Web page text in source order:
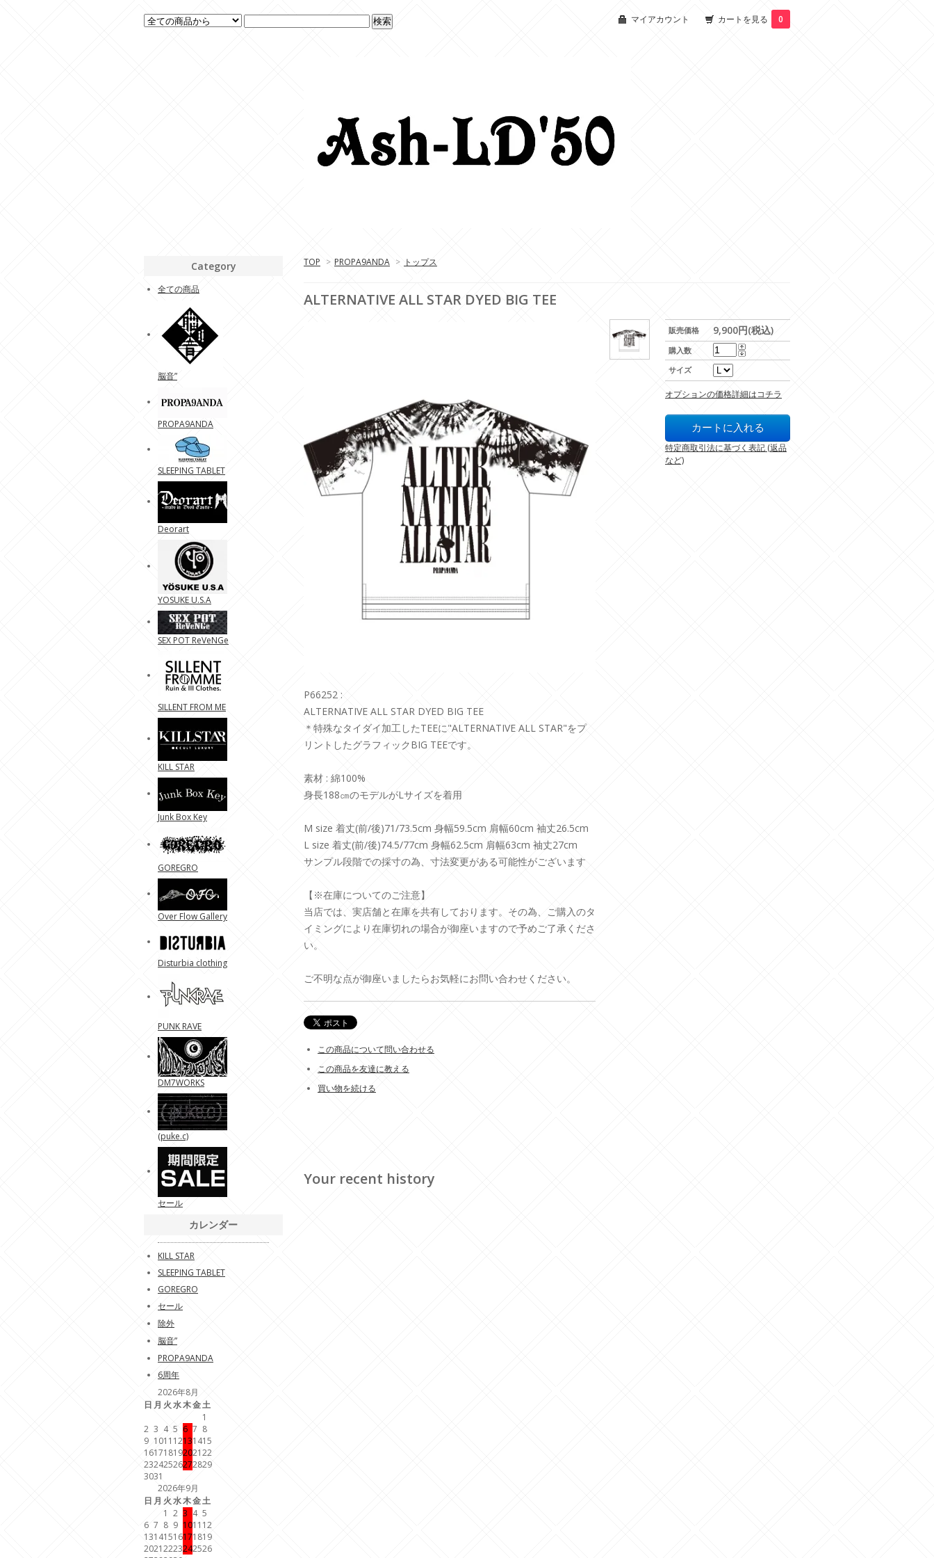
マイアカウント カートを見る 0
TOP > PROPA9ANDA > トップス
ALTERNATIVE ALL STAR DYED BIG TEE
販売価格 9,900円(税込)
購入数
サイズ
オプションの価格詳細はコチラ
特定商取引法に基づく表記 (返品
など)
P66252 :
ALTERNATIVE ALL STAR DYED BIG TEE
＊特殊なタイダイ加工したTEEに"ALTERNATIVE ALL STAR"をプ
リントしたグラフィックBIG TEEです。
素材 : 綿100%
身長188㎝のモデルがLサイズを着用
M size 着丈(前/後)71/73.5cm 身幅59.5cm 肩幅60cm 袖丈26.5cm
L size 着丈(前/後)74.5/77cm 身幅62.5cm 肩幅63cm 袖丈27cm
サンプル段階での採寸の為、寸法変更がある可能性がございます
【※在庫についてのご注意】
当店では、実店舗と在庫を共有しております。その為、ご購入のタ
イミングにより在庫切れの場合が御座いますので予めご了承くださ
い。
ご不明な点が御座いましたらお気軽にお問い合わせください。
この商品について問い合わせる
この商品を友達に教える
買い物を続ける
Your recent history
Category
全ての商品
脳音”
PROPA9ANDA
SLEEPING TABLET
Deorart
YOSUKE U.S.A
SEX POT ReVeNGe
SILLENT FROM ME
KILL STAR
Junk Box Key
GOREGRO
Over Flow Gallery
Disturbia clothing
PUNK RAVE
DM7WORKS
(puke.c)
セール
カレンダー
KILL STAR
SLEEPING TABLET
GOREGRO
セール
除外
脳音”
PROPA9ANDA
6周年
2026年8月
日 月 火水木金土
1
2 3 4 5 6 7 8
9 1011 12131415
16171819202122
23242526272829
3031
2026年9月
日 月 火水木金土
1 2 3 4 5
6 7 8 9 1011 12
13141516171819
20212223242526